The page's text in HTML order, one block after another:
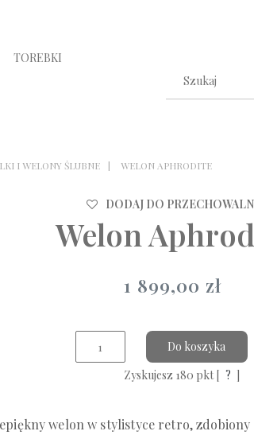
TOREBKI
I WELONY ŚLUBNE WELON APHRODITE
DODAJ DO
Welon
1 899,00 zł
Do koszyka
Zyskujesz 180 pkt [ ? ]
welon w stylistyce retro, zdobiony